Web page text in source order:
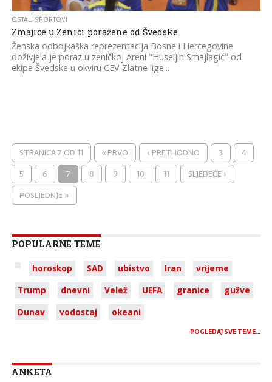
OSTALI SPORTOVI
Zmajice u Zenici poražene od Švedske
Ženska odbojkaška reprezentacija Bosne i Hercegovine
doživjela je poraz u zeničkoj Areni "Huseijin Smajlagić" od
ekipe Švedske u okviru CEV Zlatne lige...
STRANICA 7 OD 11 « PRVO ‹ PRETHODNO 3
4
5
6 7 8 9 10 11
SLJEDEĆE ›
POSLJEDNJE »
POPULARNE TEME
horoskop SAD ubistvo Iran
vrijeme
Trump
dnevni Velež UEFA granice
gužve
Dunav
vodostaj okeani
POGLEDAJ SVE TEME…
ANKETA